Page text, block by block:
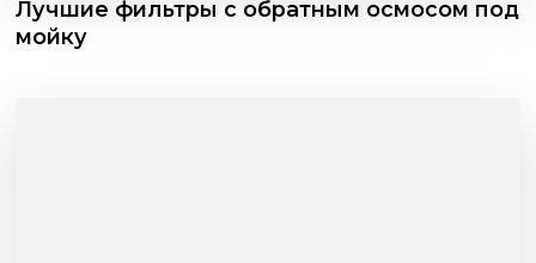
Лучшие фильтры с обратным осмосом под
мойку